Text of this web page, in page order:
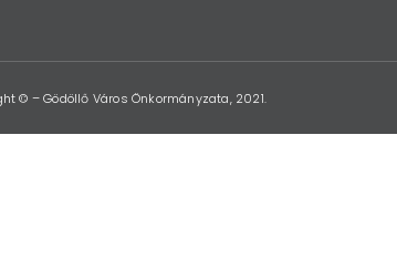
© – Gödöllő Város Önkormányzata, 2021.